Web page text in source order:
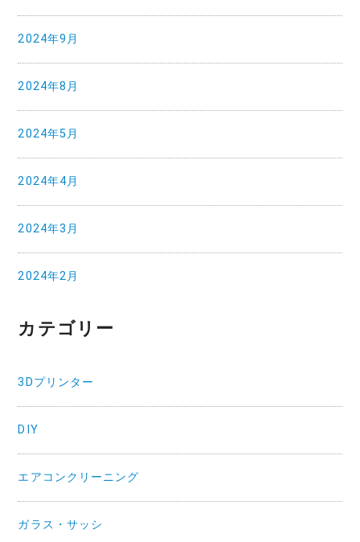
2024年9月
2024年8月
2024年5月
2024年4月
2024年3月
2024年2月
カテゴリー
3Dプリンター
DIY
エアコンクリーニング
ガラス・サッシ